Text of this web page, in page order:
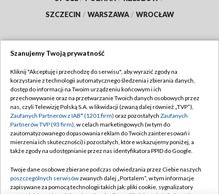
SZCZECIN / WARSZAWA / WROCŁAW
TVP
Abonament TVP
Emisja w TVP
Centrum informacji TVP
Naziemna Telewizja Cyfrowa
Rada Programowa
Regulamin TVP
Polityka prywatności
Moje zgody
Pomoc
Kontakt
Szanujemy Twoją prywatność
Kliknij "Akceptuję i przechodzę do serwisu", aby wyrazić zgody na
korzystanie z technologii automatycznego śledzenia i zbierania danych,
dostęp do informacji na Twoim urządzeniu końcowym i ich
przechowywanie oraz na przetwarzanie Twoich danych osobowych przez
nas, czyli Telewizję Polską S.A. w likwidacji (zwaną dalej również „TVP”),
Zaufanych Partnerów z IAB* (1201 firm) oraz pozostałych Zaufanych
Partnerów TVP (93 firm), w celach marketingowych (w tym do
zautomatyzowanego dopasowania reklam do Twoich zainteresowań i
mierzenia ich skuteczności) i pozostałych, które wskazujemy poniżej, a
także zgody na udostępnianie przez nas identyfikatora PPID do Google.
Twoje dane osobowe zbierane podczas odwiedzania przez Ciebie naszych
poszczególnych serwisówzwanych dalej „Portalem”, w tym informacje
zapisywane za pomocą technologii takich jak: pliki cookie, sygnalizatory